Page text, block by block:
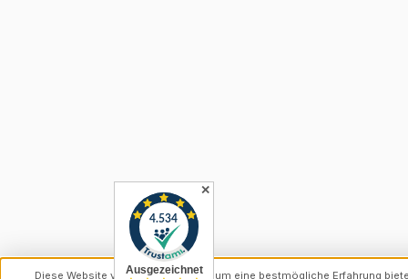
✕
Diese Website verwendet Cookies, um eine bestmögliche Erfahrung